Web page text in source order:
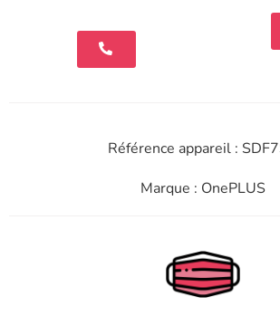
Référence appareil :
Marque : OnePLUS